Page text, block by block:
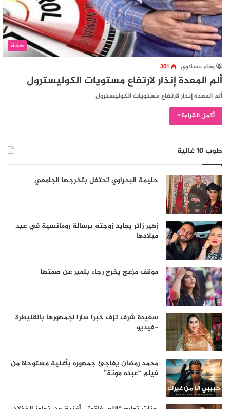
صحة
وفاء عسلاوي 301
ألم المعدة إنذار لارتفاع مستويات الكوليسترول
ألم المعدة إنذار لارتفاع مستويات الكوليسترول
أكمل القراءة »
طوب 10 غالية
حليمة البحراوي تحتفل بتخرجها الجامعي
زهير زائر يعايد زوجته برسالة رومانسية في عيد
ميلادها
موقف مزعج يخرج رجاء بلمير عن صمتها
سعيدة شرف تزف خبرا سارا لجمهورها بالقنيطرة
-فيديو
محمد رمضان يفاجئ جمهوره بأغنية مستوحاة من
فيلم “عبده موتة”